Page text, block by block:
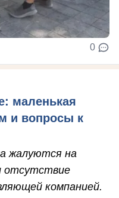
0
маленькая
и вопросы к
жалуются на
отсутствие
компанией.